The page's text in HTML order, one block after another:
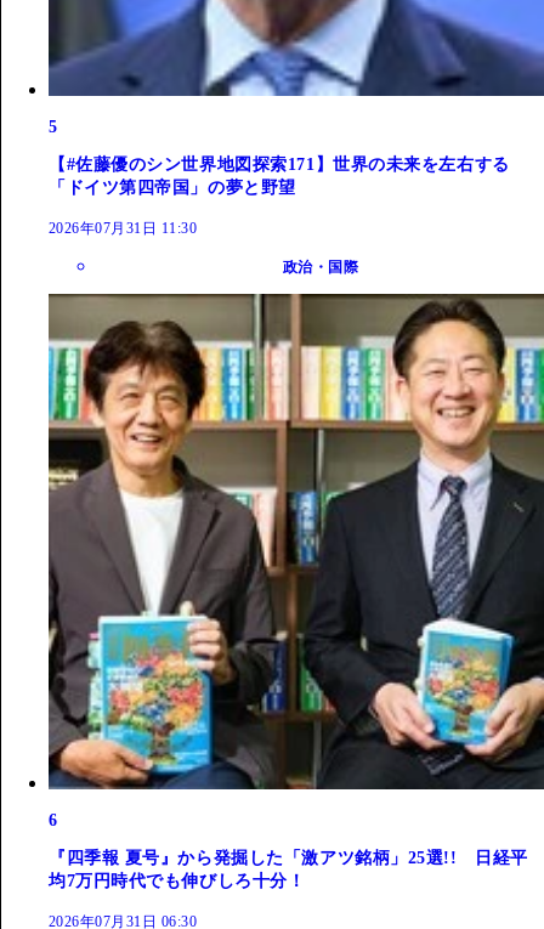
5
【#佐藤優のシン世界地図探索171】世界の未来を左右する
「ドイツ第四帝国」の夢と野望
2026年07月31日 11:30
政治・国際
6
『四季報 夏号』から発掘した「激アツ銘柄」25選!! 日経平
均7万円時代でも伸びしろ十分！
2026年07月31日 06:30